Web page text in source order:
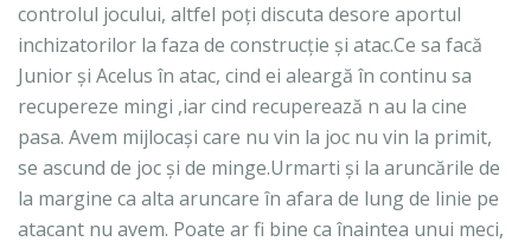
controlul jocului, altfel poți discuta desore aportul
inchizatorilor la faza de construcție și atac.Ce sa facă
Junior și Acelus în atac, cind ei aleargă în continu sa
recupereze mingi ,iar cind recuperează n au la cine
pasa. Avem mijlocași care nu vin la joc nu vin la primit,
se ascund de joc și de minge.Urmarti și la aruncările de
la margine ca alta aruncare în afara de lung de linie pe
atacant nu avem. Poate ar fi bine ca înaintea unui meci,